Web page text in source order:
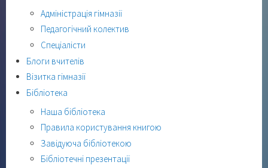
Адміністрація гімназії
Педагогічний колектив
Спеціалісти
Блоги вчителів
Візитка гімназії
Бібліотека
Наша бібліотека
Правила користування книгою
Завідуюча бібліотекою
Бібліотечні презентації